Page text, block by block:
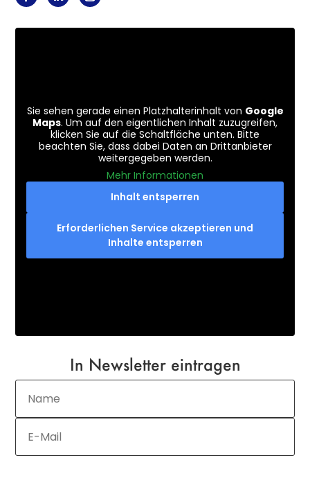
Sie sehen gerade einen Platzhalterinhalt von Google
Maps. Um auf den eigentlichen Inhalt zuzugreifen,
klicken Sie auf die Schaltfläche unten. Bitte
beachten Sie, dass dabei Daten an Drittanbieter
weitergegeben werden.
Mehr Informationen
Inhalt entsperren
Erforderlichen Service akzeptieren und
Inhalte entsperren
In Newsletter eintragen